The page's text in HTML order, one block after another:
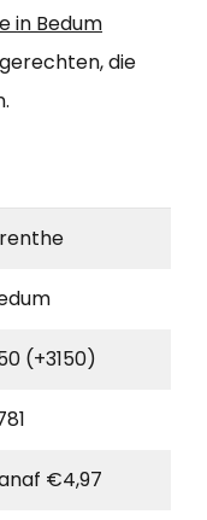
in Bedum
die
(+3150)
€4,97